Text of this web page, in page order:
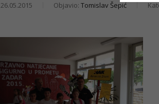
26.05.2015 Objavio: Tomislav Šepić